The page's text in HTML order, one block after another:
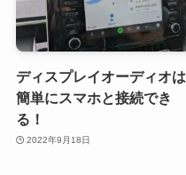
ディスプレイオーディオは
簡単にスマホと接続でき
る！
2022年9月18日